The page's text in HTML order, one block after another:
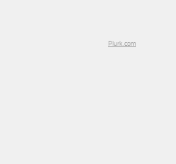
Plurk.com